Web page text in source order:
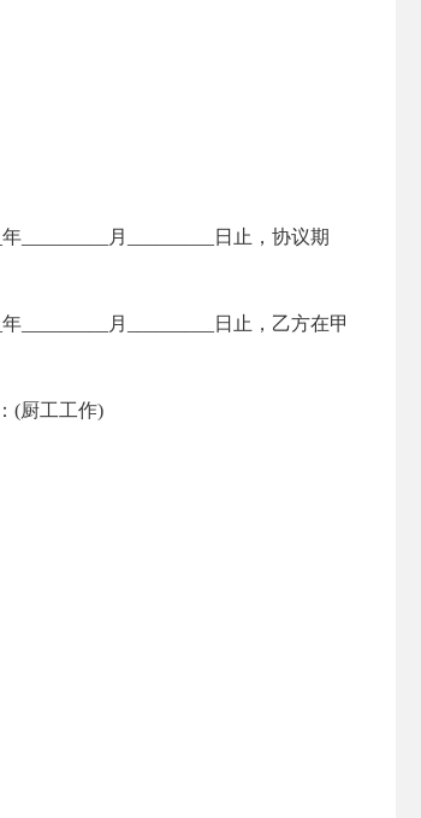
_________月_________日止，协议期
_________月_________日止，乙方在甲
(厨工工作)